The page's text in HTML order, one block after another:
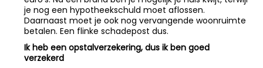
je nog een hypotheekschuld moet aflossen.
Daarnaast moet je ook nog vervangende woonruimte
betalen. Een flinke schadepost dus.
Ik heb een opstalverzekering, dus ik ben goed
verzekerd